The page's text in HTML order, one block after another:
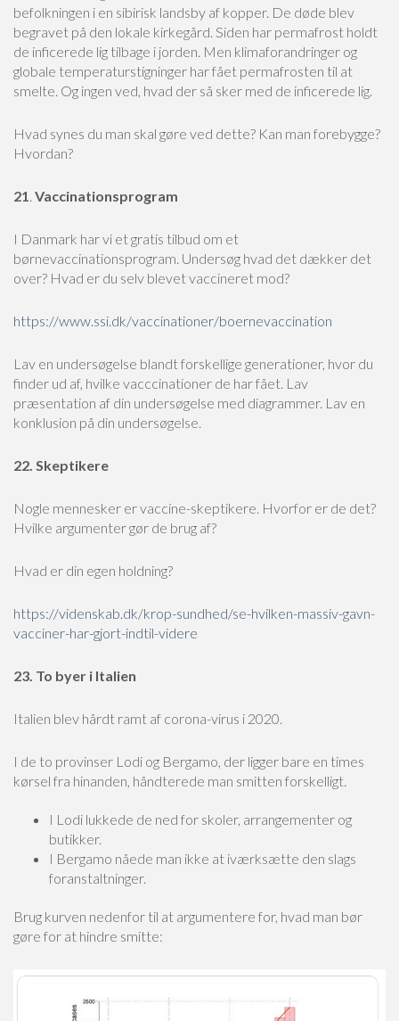
befolkningen i en sibirisk landsby af kopper. De døde blev
begravet på den lokale kirkegård. Siden har permafrost holdt
de inficerede lig tilbage i jorden. Men klimaforandringer og
globale temperaturstigninger har fået permafrosten til at
smelte. Og ingen ved, hvad der så sker med de inficerede lig.
Hvad synes du man skal gøre ved dette? Kan man forebygge?
Hvordan?
21. Vaccinationsprogram
I Danmark har vi et gratis tilbud om et
børnevaccinationsprogram. Undersøg hvad det dækker det
over? Hvad er du selv blevet vaccineret mod?
https://www.ssi.dk/vaccinationer/boernevaccination
Lav en undersøgelse blandt forskellige generationer, hvor du
finder ud af, hvilke vacccinationer de har fået. Lav
præsentation af din undersøgelse med diagrammer. Lav en
konklusion på din undersøgelse.
22. Skeptikere
Nogle mennesker er vaccine-skeptikere. Hvorfor er de det?
Hvilke argumenter gør de brug af?
Hvad er din egen holdning?
https://videnskab.dk/krop-sundhed/se-hvilken-massiv-gavn-
vacciner-har-gjort-indtil-videre
23. To byer i Italien
Italien blev hårdt ramt af corona-virus i 2020.
I de to provinser Lodi og Bergamo, der ligger bare en times
kørsel fra hinanden, håndterede man smitten forskelligt.
I Lodi lukkede de ned for skoler, arrangementer og
butikker.
I Bergamo nåede man ikke at iværksætte den slags
foranstaltninger.
Brug kurven nedenfor til at argumentere for, hvad man bør
gøre for at hindre smitte: